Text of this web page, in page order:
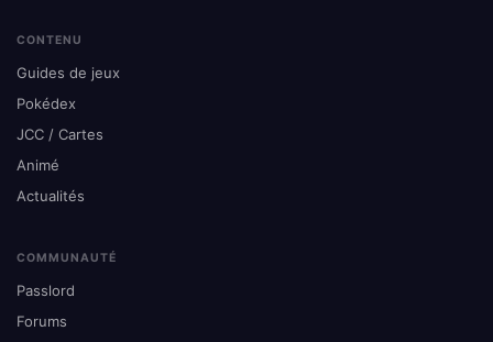
CONTENU
Guides de jeux
Pokédex
JCC / Cartes
Animé
Actualités
COMMUNAUTÉ
Passlord
Forums